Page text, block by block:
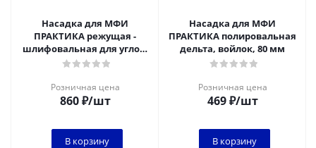
Насадка для МФИ
ПРАКТИКА режущая -
шлифовальная для углов,
HM, по плитке и дереву, 70
Розничная цена
860₽/шт
В корзину
Насадка для МФИ
ПРАКТИКА полировальная
дельта, войлок, 80 мм
Розничная цена
469₽/шт
В корзину